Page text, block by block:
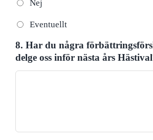
Nej
Eventuellt
8. Har du några
delge oss inför nästa års